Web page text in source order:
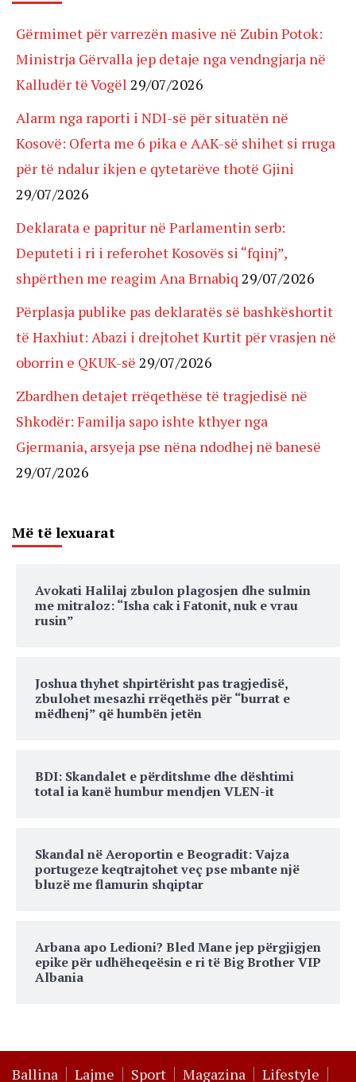
Gërmimet për varrezën masive në Zubin Potok:
Ministrja Gërvalla jep detaje nga vendngjarja në
Kalludër të Vogël 29/07/2026
Alarm nga raporti i NDI-së për situatën në
Kosovë: Oferta me 6 pika e AAK-së shihet si rruga
për të ndalur ikjen e qytetarëve thotë Gjini
29/07/2026
Deklarata e papritur në Parlamentin serb:
Deputeti i ri i referohet Kosovës si “fqinj”,
shpërthen me reagim Ana Brnabiq 29/07/2026
Përplasja publike pas deklaratës së bashkëshortit
të Haxhiut: Abazi i drejtohet Kurtit për vrasjen në
oborrin e QKUK-së 29/07/2026
Zbardhen detajet rrëqethëse të tragjedisë në
Shkodër: Familja sapo ishte kthyer nga
Gjermania, arsyeja pse nëna ndodhej në banesë
29/07/2026
Më të lexuarat
Avokati Halilaj zbulon plagosjen dhe sulmin
me mitraloz: “Isha cak i Fatonit, nuk e vrau
rusin”
Joshua thyhet shpirtërisht pas tragjedisë,
zbulohet mesazhi rrëqethës për “burrat e
mëdhenj” që humbën jetën
BDI: Skandalet e përditshme dhe dështimi
total ia kanë humbur mendjen VLEN-it
Skandal në Aeroportin e Beogradit: Vajza
portugeze keqtrajtohet veç pse mbante një
bluzë me flamurin shqiptar
Arbana apo Ledioni? Bled Mane jep përgjigjen
epike për udhëheqeësin e ri të Big Brother VIP
Albania
Ballina Lajme Sport Magazina Lifestyle